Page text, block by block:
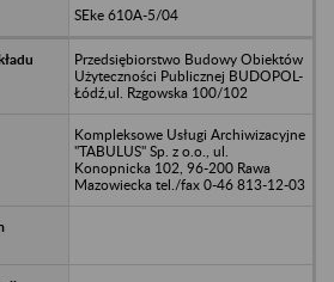
SEke 610A-5/04
Przedsiębiorstwo Budowy Obiektów
Użyteczności Publicznej BUDOPOL-
Łódź,ul. Rzgowska 100/102
Kompleksowe Usługi Archiwizacyjne
"TABULUS" Sp. z o.o., ul.
Konopnicka 102, 96-200 Rawa
Mazowiecka tel./fax 0-46 813-12-03